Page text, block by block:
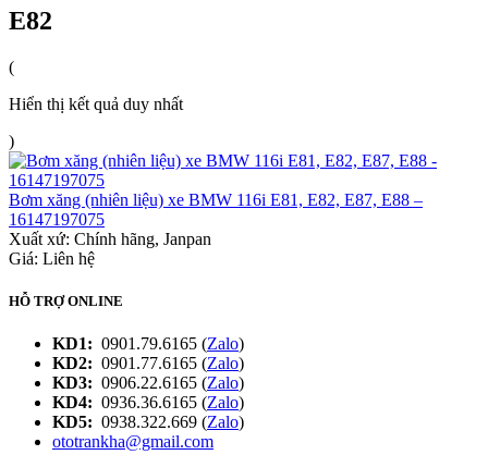
E82
(
Hiển thị kết quả duy nhất
)
Bơm xăng (nhiên liệu) xe BMW 116i E81, E82, E87, E88 –
16147197075
Xuất xứ: Chính hãng, Janpan
Giá: Liên hệ
HỖ TRỢ ONLINE
KD1: 0901.79.6165 (Zalo)
KD2: 0901.77.6165 (Zalo)
KD3: 0906.22.6165 (Zalo)
KD4: 0936.36.6165 (Zalo)
KD5: 0938.322.669 (Zalo)
ototrankha@gmail.com